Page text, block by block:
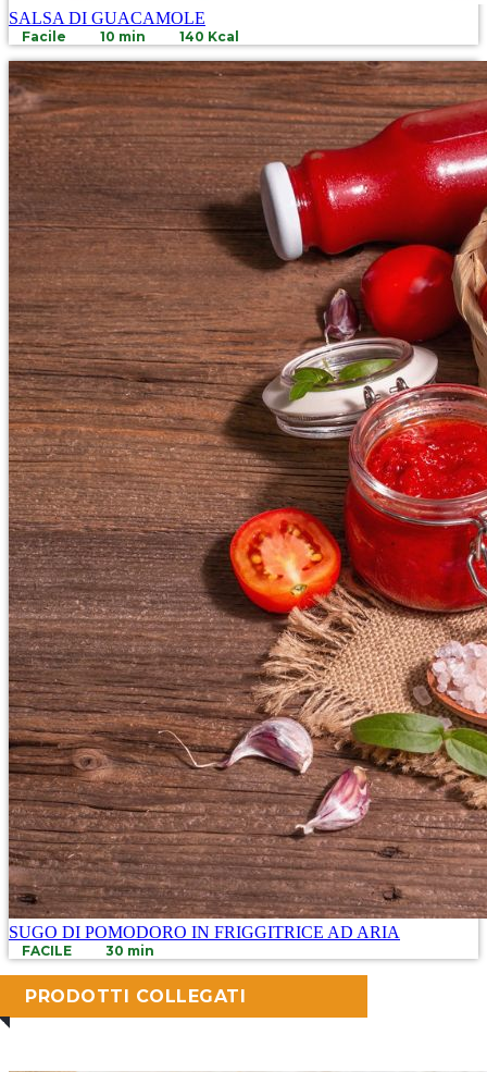
SALSA DI GUACAMOLE
Facile 10 min 140 Kcal
SUGO DI POMODORO IN FRIGGITRICE AD ARIA
FACILE 30 min
PRODOTTI COLLEGATI